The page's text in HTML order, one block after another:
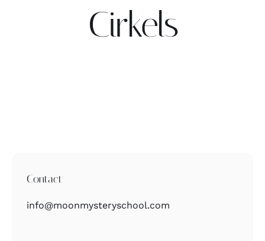
Contact
Cirkels
Contact
info@moonmysteryschool.com